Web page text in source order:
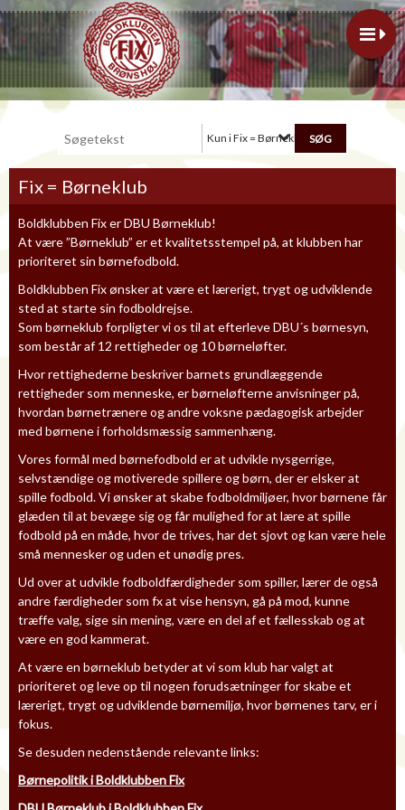
Kun i Fix = Børneklub
Fix = Børneklub
Boldklubben Fix er DBU Børneklub!
At være ”Børneklub” er et kvalitetsstempel på, at klubben har
prioriteret sin børnefodbold.
Boldklubben Fix ønsker at være et lærerigt, trygt og udviklende
sted at starte sin fodboldrejse.
Som børneklub forpligter vi os til at efterleve DBU´s børnesyn,
som består af 12 rettigheder og 10 børneløfter.
Hvor rettighederne beskriver barnets grundlæggende
rettigheder som menneske, er børneløfterne anvisninger på,
hvordan børnetrænere og andre voksne pædagogisk arbejder
med børnene i forholdsmæssig sammenhæng.
Vores formål med børnefodbold er at udvikle nysgerrige,
selvstændige og motiverede spillere og børn, der er elsker at
spille fodbold. Vi ønsker at skabe fodboldmiljøer, hvor børnene får
glæden til at bevæge sig og får mulighed for at lære at spille
fodbold på en måde, hvor de trives, har det sjovt og kan være hele
små mennesker og uden et unødig pres.
Ud over at udvikle fodboldfærdigheder som spiller, lærer de også
andre færdigheder som fx at vise hensyn, gå på mod, kunne
træffe valg, sige sin mening, være en del af et fællesskab og at
være en god kammerat.
At være en børneklub betyder at vi som klub har valgt at
prioriteret og leve op til nogen forudsætninger for skabe et
lærerigt, trygt og udviklende børnemiljø, hvor børnenes tarv, er i
fokus.
Se desuden nedenstående relevante links:
Børnepolitik i Boldklubben Fix